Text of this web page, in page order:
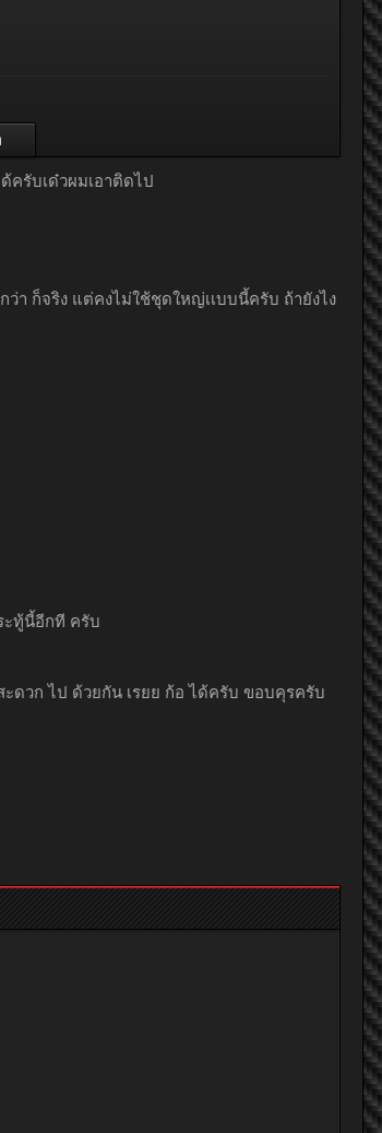
ครับเด๋วผมเอาติดไป
า ก็จริง แต่คงไม่ใช้ชุดใหญ่เเบบนี้ครับ ถ้ายังไง
ะทู้นี้อีกที ครับ
ะดวก ไป ด้วยกัน เรยย ก้อ ได้ครับ ขอบคุรครับ